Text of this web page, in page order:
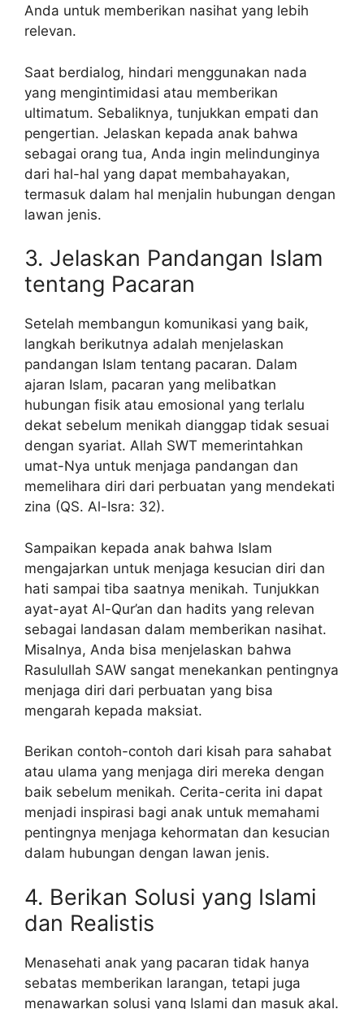
Anda untuk memberikan nasihat yang lebih
relevan.
Saat berdialog, hindari menggunakan nada
yang mengintimidasi atau memberikan
ultimatum. Sebaliknya, tunjukkan empati dan
pengertian. Jelaskan kepada anak bahwa
sebagai orang tua, Anda ingin melindunginya
dari hal-hal yang dapat membahayakan,
termasuk dalam hal menjalin hubungan dengan
lawan jenis.
3. Jelaskan Pandangan Islam
tentang Pacaran
Setelah membangun komunikasi yang baik,
langkah berikutnya adalah menjelaskan
pandangan Islam tentang pacaran. Dalam
ajaran Islam, pacaran yang melibatkan
hubungan fisik atau emosional yang terlalu
dekat sebelum menikah dianggap tidak sesuai
dengan syariat. Allah SWT memerintahkan
umat-Nya untuk menjaga pandangan dan
memelihara diri dari perbuatan yang mendekati
zina (QS. Al-Isra: 32).
Sampaikan kepada anak bahwa Islam
mengajarkan untuk menjaga kesucian diri dan
hati sampai tiba saatnya menikah. Tunjukkan
ayat-ayat Al-Qur’an dan hadits yang relevan
sebagai landasan dalam memberikan nasihat.
Misalnya, Anda bisa menjelaskan bahwa
Rasulullah SAW sangat menekankan pentingnya
menjaga diri dari perbuatan yang bisa
mengarah kepada maksiat.
Berikan contoh-contoh dari kisah para sahabat
atau ulama yang menjaga diri mereka dengan
baik sebelum menikah. Cerita-cerita ini dapat
menjadi inspirasi bagi anak untuk memahami
pentingnya menjaga kehormatan dan kesucian
dalam hubungan dengan lawan jenis.
4. Berikan Solusi yang Islami
dan Realistis
Menasehati anak yang pacaran tidak hanya
sebatas memberikan larangan, tetapi juga
menawarkan solusi yang Islami dan masuk akal.